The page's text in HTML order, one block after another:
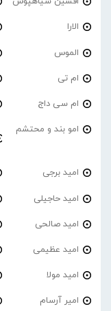
الارا
الموس
ام تی
ام سی داج
امو بند و محتشم
امید برجی
امید حاجیلی
امید صالحی
امید عظیمی
امید مولا
امیر آرسام